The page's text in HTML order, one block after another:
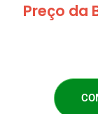
Preço da